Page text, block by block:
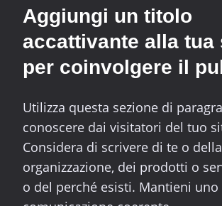
Aggiungi un titolo
accattivante alla tua
per coinvolgere il
Utilizza questa sezione di
conoscere dai visitatori del tuo
Considera di scrivere di te o
organizzazione, dei prodotti o
o del perché esisti. Mantieni uno